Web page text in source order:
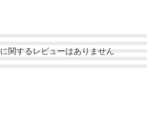
に関するレビューはありません